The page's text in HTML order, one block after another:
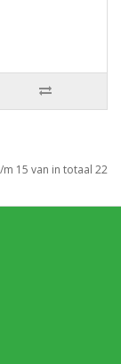
15 van in totaal 22